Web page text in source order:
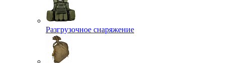
Разгрузочное снаряжение